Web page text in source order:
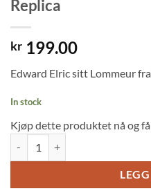
Replica
kr 199.00
Edward Elric sitt Lommeur
In stock
Kjøp dette produktet nå og få